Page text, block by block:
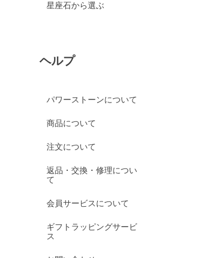
星座石から選ぶ
ヘルプ
パワーストーンについて
商品について
注文について
返品・交換・修理につい
て
会員サービスについて
ギフトラッピングサービ
ス